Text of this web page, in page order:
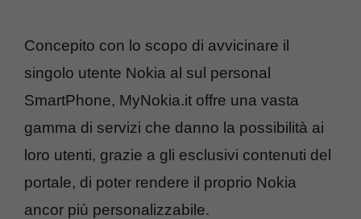
Concepito con lo scopo di avvicinare il
singolo utente Nokia al sul personal
SmartPhone, MyNokia.it offre una vasta
gamma di servizi che danno la possibilità ai
loro utenti, grazie a gli esclusivi contenuti del
portale, di poter rendere il proprio Nokia
ancor più personalizzabile.